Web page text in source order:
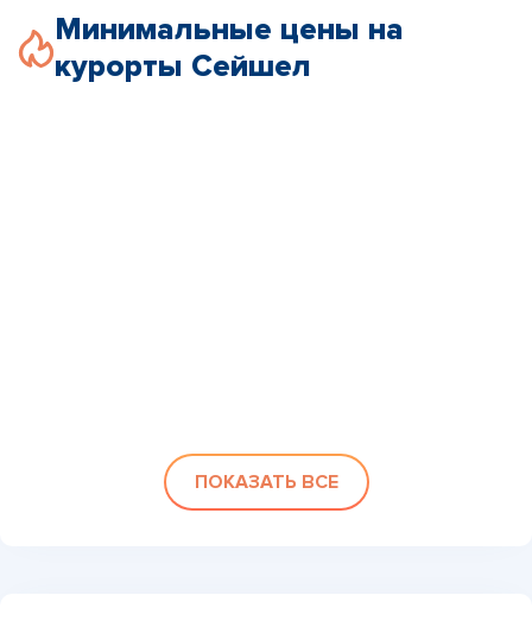
Минимальные цены на
курорты Сейшел
ПОКАЗАТЬ ВСЕ